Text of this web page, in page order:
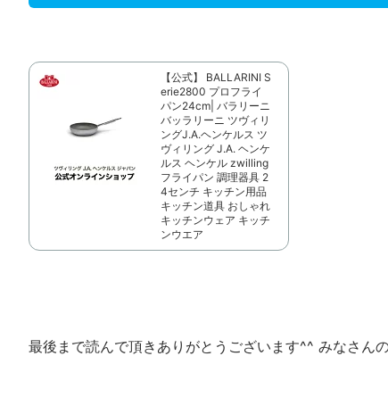
【公式】 BALLARINI S
erie2800 プロフライ
パン24cm| バラリーニ
バッラリーニ ツヴィリ
ングJ.A.ヘンケルス ツ
ヴィリング J.A. ヘンケ
ルス ヘンケル zwilling
フライパン 調理器具 2
4センチ キッチン用品
キッチン道具 おしゃれ
キッチンウェア キッチ
ンウエア
最後まで読んで頂きありがとうございます^^ みなさん